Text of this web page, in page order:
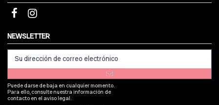
NEWSLETTER
Puede darse de baja en cualquier momento.
Para ello, consulte nuestra información de
contacto en el aviso legal.